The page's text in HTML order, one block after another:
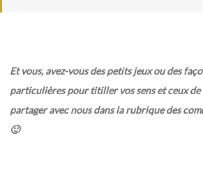
Et vous, avez-vous des petits jeux ou des
particulières pour titiller vos sens et ceux de
partager avec nous dans la rubrique des
🙂